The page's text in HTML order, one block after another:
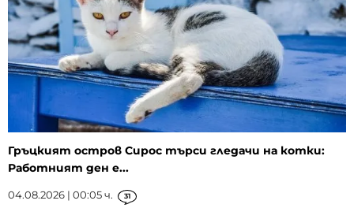
Гръцкият остров Сирос търси гледачи на котки:
Работният ден е...
04.08.2026 | 00:05 ч. 31